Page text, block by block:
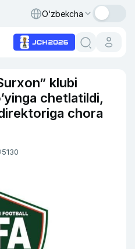
O‘zbekcha
klubi
chetlatildi,
chora
5130